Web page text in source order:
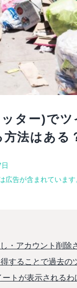
ター)でツ
法はある
広告が含まれています
・アカウント削除
することで過去の
トが表示されるわ